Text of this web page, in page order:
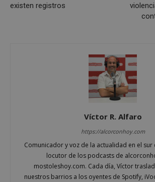
existen registros
Víctor R. Alfaro
https://alcorconhoy.com
Comunicador y voz de la actualidad en el
locutor de los podcasts de
mostoleshoy.com. Cada día, Víctor
nuestros barrios a los oyentes de Spotify,